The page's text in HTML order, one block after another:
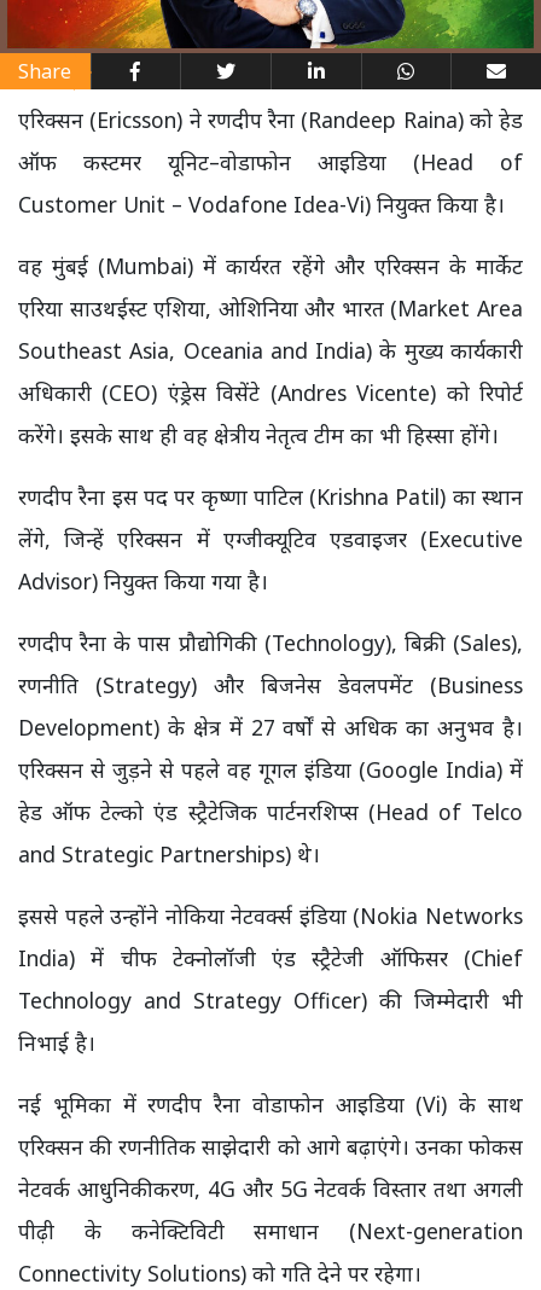
Share
एरिक्सन (Ericsson) ने रणदीप रैना (Randeep Raina) को हेड
ऑफ कस्टमर यूनिट–वोडाफोन आइडिया (Head of
Customer Unit – Vodafone Idea-Vi) नियुक्त किया है।
वह मुंबई (Mumbai) में कार्यरत रहेंगे और एरिक्सन के मार्केट
एरिया साउथईस्ट एशिया, ओशिनिया और भारत (Market Area
Southeast Asia, Oceania and India) के मुख्य कार्यकारी
अधिकारी (CEO) एंड्रेस विसेंटे (Andres Vicente) को रिपोर्ट
करेंगे। इसके साथ ही वह क्षेत्रीय नेतृत्व टीम का भी हिस्सा होंगे।
रणदीप रैना इस पद पर कृष्णा पाटिल (Krishna Patil) का स्थान
लेंगे, जिन्हें एरिक्सन में एग्जीक्यूटिव एडवाइजर (Executive
Advisor) नियुक्त किया गया है।
रणदीप रैना के पास प्रौद्योगिकी (Technology), बिक्री (Sales),
रणनीति (Strategy) और बिजनेस डेवलपमेंट (Business
Development) के क्षेत्र में 27 वर्षों से अधिक का अनुभव है।
एरिक्सन से जुड़ने से पहले वह गूगल इंडिया (Google India) में
हेड ऑफ टेल्को एंड स्ट्रैटेजिक पार्टनरशिप्स (Head of Telco
and Strategic Partnerships) थे।
इससे पहले उन्होंने नोकिया नेटवर्क्स इंडिया (Nokia Networks
India) में चीफ टेक्नोलॉजी एंड स्ट्रैटेजी ऑफिसर (Chief
Technology and Strategy Officer) की जिम्मेदारी भी
निभाई है।
नई भूमिका में रणदीप रैना वोडाफोन आइडिया (Vi) के साथ
एरिक्सन की रणनीतिक साझेदारी को आगे बढ़ाएंगे। उनका फोकस
नेटवर्क आधुनिकीकरण, 4G और 5G नेटवर्क विस्तार तथा अगली
पीढ़ी के कनेक्टिविटी समाधान (Next-generation
Connectivity Solutions) को गति देने पर रहेगा।